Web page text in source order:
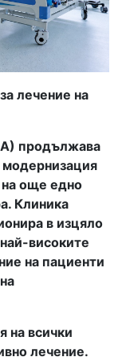
лечение на
продължава
модернизация
на още едно
Клиника
в изцяло
високите
на пациенти
на всички
лечение.